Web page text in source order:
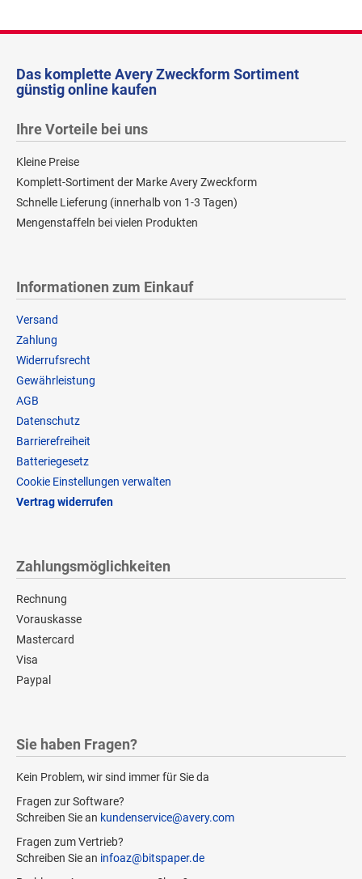
Das komplette Avery Zweckform Sortiment
günstig online kaufen
Ihre Vorteile bei uns
Kleine Preise
Komplett-Sortiment der Marke Avery Zweckform
Schnelle Lieferung (innerhalb von 1-3 Tagen)
Mengenstaffeln bei vielen Produkten
Informationen zum Einkauf
Versand
Zahlung
Widerrufsrecht
Gewährleistung
AGB
Datenschutz
Barrierefreiheit
Batteriegesetz
Cookie Einstellungen verwalten
Vertrag widerrufen
Zahlungsmöglichkeiten
Rechnung
Vorauskasse
Mastercard
Visa
Paypal
Sie haben Fragen?
Kein Problem, wir sind immer für Sie da
Fragen zur Software?
Schreiben Sie an kundenservice@avery.com
Fragen zum Vertrieb?
Schreiben Sie an infoaz@bitspaper.de